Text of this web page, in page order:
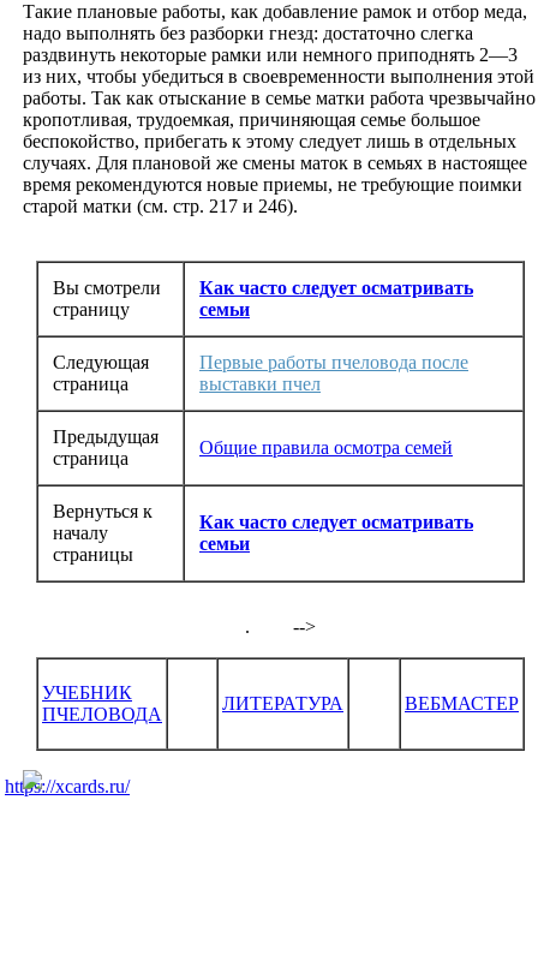
Такие плановые работы, как добавление рамок и отбор меда,
надо выполнять без разборки гнезд: достаточно слегка
раздвинуть некоторые рамки или немного приподнять 2—3
из них, чтобы убедиться в своевременности выполнения этой
работы. Так как отыскание в семье матки работа чрезвычайно
кропотливая, трудоемкая, причиняющая семье большое
беспокойство, прибегать к этому следует лишь в отдельных
случаях. Для плановой же смены маток в семьях в настоящее
время рекомендуются новые приемы, не требующие поимки
старой матки (см. стр. 217 и 246).
Вы смотрели
страницу
Как часто следует осматривать
семьи
Следующая
страница
Первые работы пчеловода после
выставки пчел
Предыдущая
страница
Общие правила осмотра семей
Вернуться к
началу
страницы
Как часто следует осматривать
семьи
. -->
УЧЕБНИК
ПЧЕЛОВОДА
ЛИТЕРАТУРА ВЕБМАСТЕР
https://xcards.ru/